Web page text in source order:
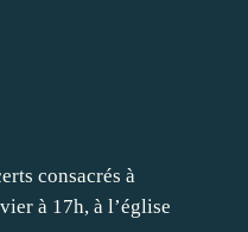
consacrés à
à 17h, à l’église